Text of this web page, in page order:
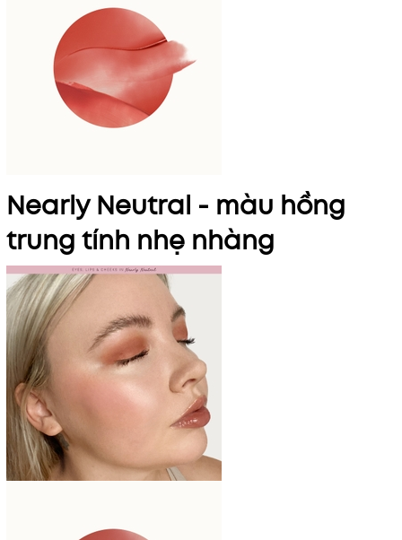
Nearly Neutral - màu hồng
trung tính nhẹ nhàng